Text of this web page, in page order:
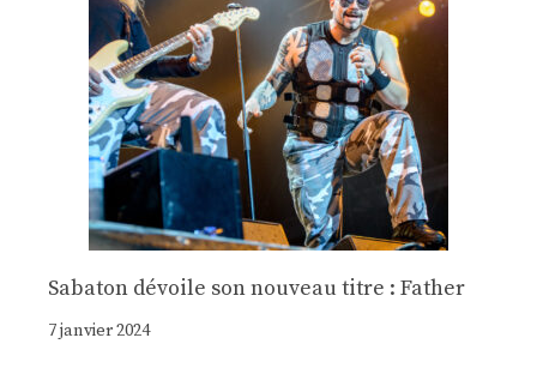
Sabaton dévoile son nouveau titre : Father
7 janvier 2024